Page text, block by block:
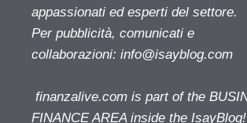
appassionati ed esperti del settore.
Per pubblicità, comunicati e
collaborazioni: info@isayblog.com
finanzalive.com is part of the
FINANCE AREA inside the